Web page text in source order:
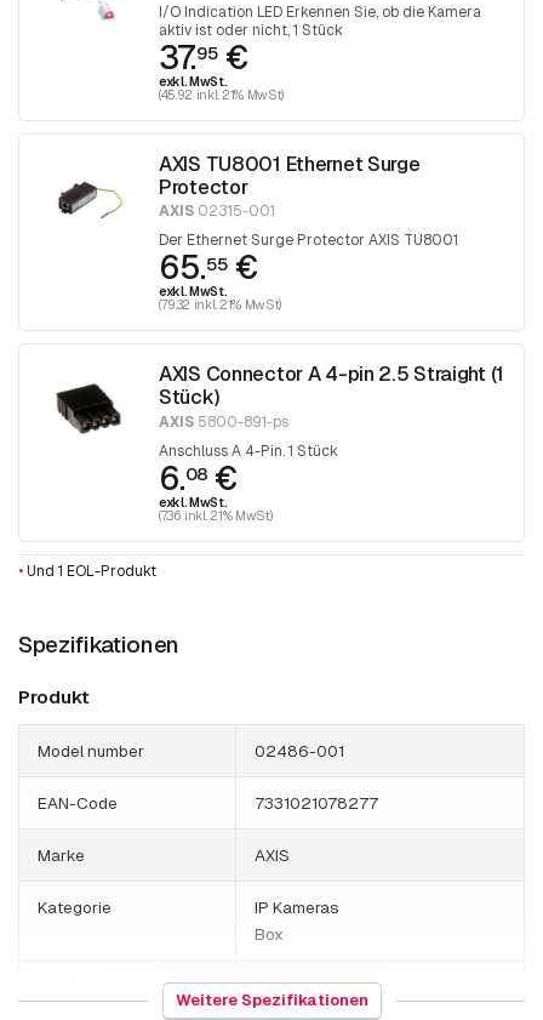
I/O Indication LED Erkennen Sie, ob die Kamera
aktiv ist oder nicht, 1 Stück
37.95 €
exkl. MwSt.
(45.92 inkl. 21% MwSt)
AXIS TU8001 Ethernet Surge
Protector
AXIS 02315-001
Der Ethernet Surge Protector AXIS TU8001
65.55 €
exkl. MwSt.
(79.32 inkl. 21% MwSt)
AXIS Connector A 4-pin 2.5 Straight (1
Stück)
AXIS 5800-891-ps
Anschluss A 4-Pin. 1 Stück
6.08 €
exkl. MwSt.
(7.36 inkl. 21% MwSt)
• Und 1 EOL-Produkt
Spezifikationen
Produkt
Model number 02486-001
EAN-Code 7331021078277
Marke AXIS
Kategorie
IP Kameras
Box
852589
Weitere Spezifikationen